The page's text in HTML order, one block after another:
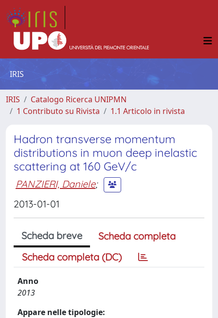
IRIS
IRIS
Catalogo Ricerca UNIPMN
1 Contributo su Rivista
1.1 Articolo in rivista
Hadron transverse momentum
distributions in muon deep inelastic
scattering at 160 GeV/c
PANZIERI, Daniele;
2013-01-01
Scheda breve
Scheda completa
Scheda completa (DC)
Anno
2013
Appare nelle tipologie: